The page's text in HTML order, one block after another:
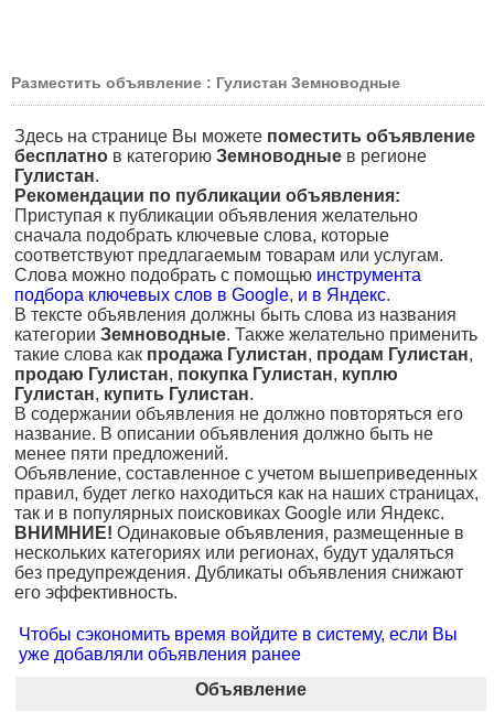
Разместить объявление : Гулистан Земноводные
Здесь на странице Вы можете поместить объявление
бесплатно в категорию Земноводные в регионе
Гулистан.
Рекомендации по публикации объявления:
Приступая к публикации объявления желательно
сначала подобрать ключевые слова, которые
соответствуют предлагаемым товарам или услугам.
Слова можно подобрать с помощью инструмента
подбора ключевых слов в Google, и в Яндекс.
В тексте объявления должны быть слова из названия
категории Земноводные. Также желательно применить
такие слова как продажа Гулистан, продам Гулистан,
продаю Гулистан, покупка Гулистан, куплю
Гулистан, купить Гулистан.
В содержании объявления не должно повторяться его
название. В описании объявления должно быть не
менее пяти предложений.
Объявление, составленное с учетом вышеприведенных
правил, будет легко находиться как на наших страницах,
так и в популярных поисковиках Google или Яндекс.
ВНИМНИЕ! Одинаковые объявления, размещенные в
нескольких категориях или регионах, будут удаляться
без предупреждения. Дубликаты объявления снижают
его эффективность.
Чтобы сэкономить время войдите в систему, если Вы
уже добавляли объявления ранее
Объявление